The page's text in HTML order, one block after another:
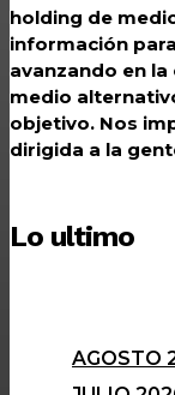
holding de
información
avanzando en la
medio
objetivo. Nos
dirigida a la
Lo ultimo
AGOSTO